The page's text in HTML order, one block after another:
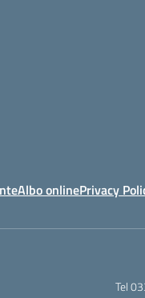
Albo onlinePrivacy
Tel